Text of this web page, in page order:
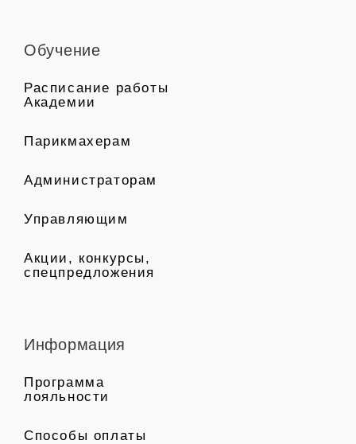
Обучение
Расписание работы
Академии
Парикмахерам
Администраторам
Управляющим
Акции, конкурсы,
спецпредложения
Информация
Программа
лояльности
Способы оплаты